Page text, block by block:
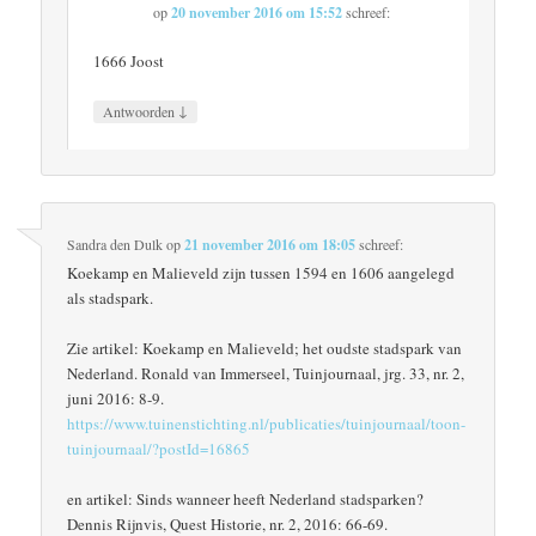
op20 november 2016 om 15:52 schreef:
1666 Joost
Antwoorden ↓
Sandra den Dulkop21 november 2016 om 18:05schreef:
Koekamp en Malieveld zijn tussen 1594 en 1606 aangelegd
als stadspark.
Zie artikel: Koekamp en Malieveld; het oudste stadspark van
Nederland. Ronald van Immerseel, Tuinjournaal, jrg. 33, nr. 2,
juni 2016: 8-9.
https://www.tuinenstichting.nl/publicaties/tuinjournaal/toon-
tuinjournaal/?postId=16865
en artikel: Sinds wanneer heeft Nederland stadsparken?
Dennis Rijnvis, Quest Historie, nr. 2, 2016: 66-69.